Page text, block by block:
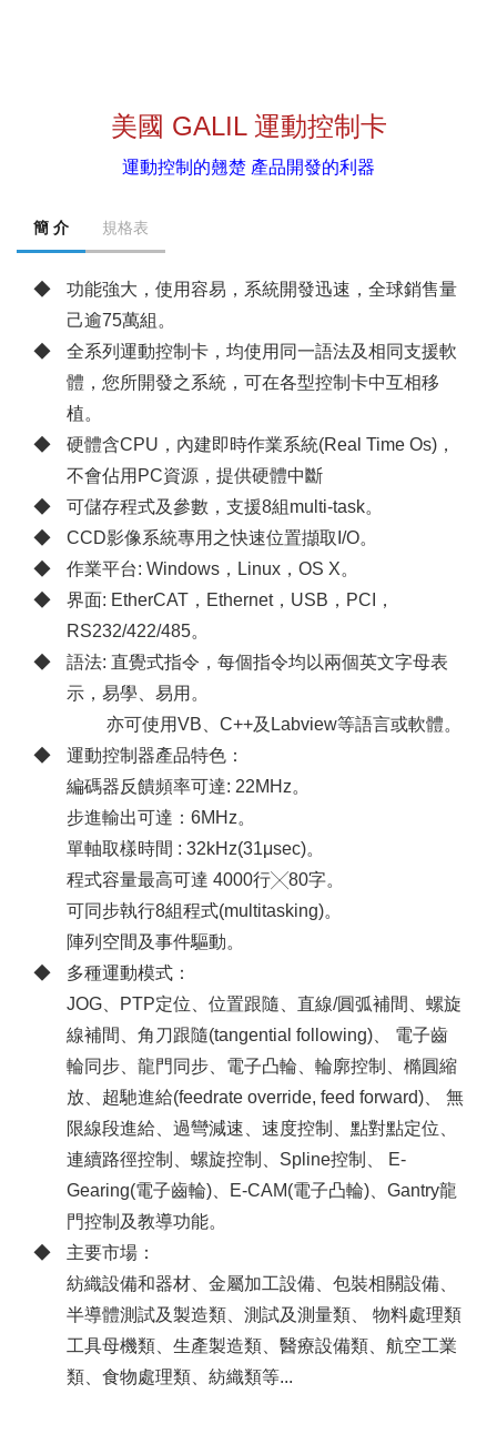
美國 GALIL 運動控制卡
運動控制的翹楚 產品開發的利器
簡 介 規格表
功能強大，使用容易，系統開發迅速，全球銷售量
己逾75萬組。
全系列運動控制卡，均使用同一語法及相同支援軟
體，您所開發之系統，可在各型控制卡中互相移
植。
硬體含CPU，內建即時作業系統(Real Time Os)，
不會佔用PC資源，提供硬體中斷
可儲存程式及參數，支援8組multi-task。
CCD影像系統專用之快速位置擷取I/O。
作業平台: Windows，Linux，OS X。
界面: EtherCAT，Ethernet，USB，PCI，
RS232/422/485。
語法: 直覺式指令，每個指令均以兩個英文字母表
示，易學、易用。
亦可使用VB、C++及Labview等語言或軟體。
運動控制器產品特色：
編碼器反饋頻率可達: 22MHz。
步進輸出可達：6MHz。
單軸取樣時間 : 32kHz(31μsec)。
程式容量最高可達 4000行╳80字。
可同步執行8組程式(multitasking)。
陣列空間及事件驅動。
多種運動模式：
JOG、PTP定位、位置跟隨、直線/圓弧補間、螺旋
線補間、角刀跟隨(tangential following)、 電子齒
輪同步、龍門同步、電子凸輪、輪廓控制、橢圓縮
放、超馳進給(feedrate override, feed forward)、 無
限線段進給、過彎減速、速度控制、點對點定位、
連續路徑控制、螺旋控制、Spline控制、 E-
Gearing(電子齒輪)、E-CAM(電子凸輪)、Gantry龍
門控制及教導功能。
主要市場：
紡織設備和器材、金屬加工設備、包裝相關設備、
半導體測試及製造類、測試及測量類、 物料處理類
工具母機類、生產製造類、醫療設備類、航空工業
類、食物處理類、紡織類等...